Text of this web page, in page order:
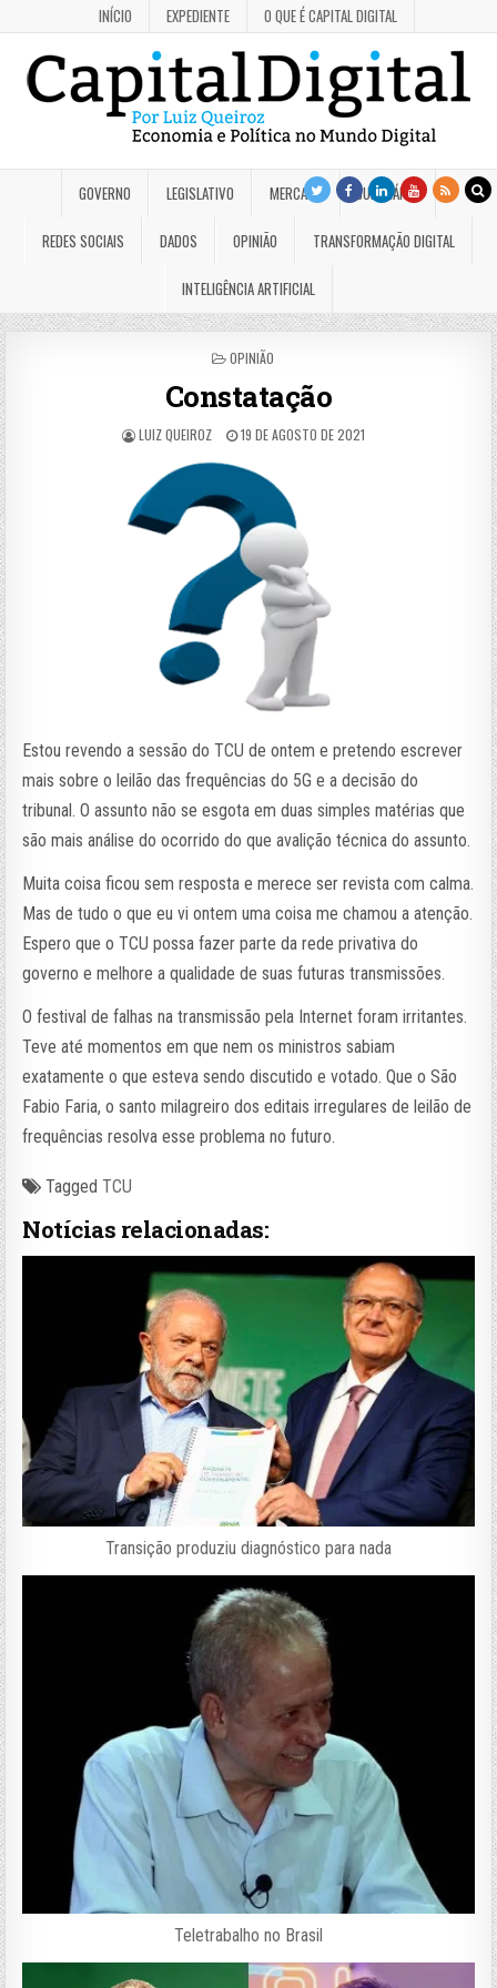
INÍCIO EXPEDIENTE O QUE É CAPITAL DIGITAL
GOVERNO LEGISLATIVO MERCADO JUDICIÁRIO
REDES SOCIAIS DADOS OPINIÃO TRANSFORMAÇÃO DIGITAL
INTELIGÊNCIA ARTIFICIAL
POSTED
OPINIÃO
Constatação
LUIZ QUEIROZ 19 DE AGOSTO DE 2021
Estou revendo a sessão do TCU de ontem e pretendo escrever
mais sobre o leilão das frequências do 5G e a decisão do
tribunal. O assunto não se esgota em duas simples matérias que
são mais análise do ocorrido do que avalição técnica do assunto.
Muita coisa ficou sem resposta e merece ser revista com calma.
Mas de tudo o que eu vi ontem uma coisa me chamou a atenção.
Espero que o TCU possa fazer parte da rede privativa do
governo e melhore a qualidade de suas futuras transmissões.
O festival de falhas na transmissão pela Internet foram irritantes.
Teve até momentos em que nem os ministros sabiam
exatamente o que esteva sendo discutido e votado. Que o São
Fabio Faria, o santo milagreiro dos editais irregulares de leilão de
frequências resolva esse problema no futuro.
TaggedTCU
Notícias relacionadas:
Transição produziu diagnóstico para nada
Teletrabalho no Brasil